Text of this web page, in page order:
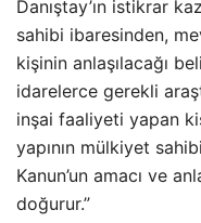
Danıştay’ın istikrar
sahibi ibaresinden,
kişinin anlaşılacağı
idarelerce gerekli
inşai faaliyeti yapan
yapının mülkiyet
Kanun’un amacı ve
doğurur.”